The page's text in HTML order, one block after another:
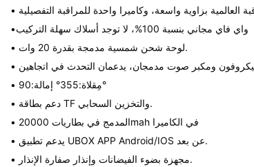
•واي فاي مجاني بنسبة 100%، لا توجد أسلاك سهلة التركيب
• لوحة شحن شمسية مدمجة بقدرة 20 وات.
• مِقلاة:355° إمالة:90°
• دعم بطاقة TF والتخزين السحابي.
• المدمج في بطاريات 20000mah في الكاميرا
• يدعم تطبيق UBOX APP Android/IOS عن بعد.
• مجهزة بضوء الفيضانات وإنذار صفارة الإنذار.